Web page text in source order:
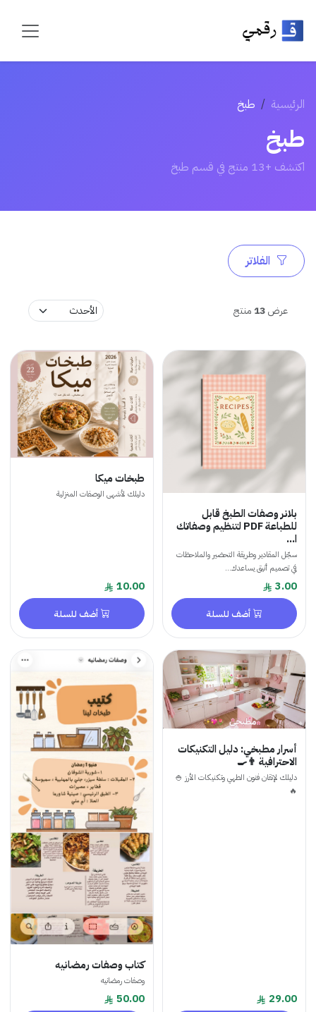
الرئيسية طبخ
طبخ
اكتشف +13 منتج في قسم طبخ
الفلاتر
عرض13 منتج
بلانر وصفات الطبخ قابل
للطباعة PDF لتنظيم وصفاتك
ا...
سجّل المقادير وطريقة التحضير والملاحظات
في تصميم أنيق يساعدك...
3.00
أضف للسلة
طبخات ميكا
دليلك لأشهى الوصفات المنزلية
10.00
أضف للسلة
أسرار مطبخي: دليل التكنيكات
الاحترافية 👨‍🍳
دليلك لإتقان فنون الطهي وتكنيكات الأرز 🍚
🔥
29.00
كتاب وصفات رمضانيه
وصفات رمضانيه
50.00